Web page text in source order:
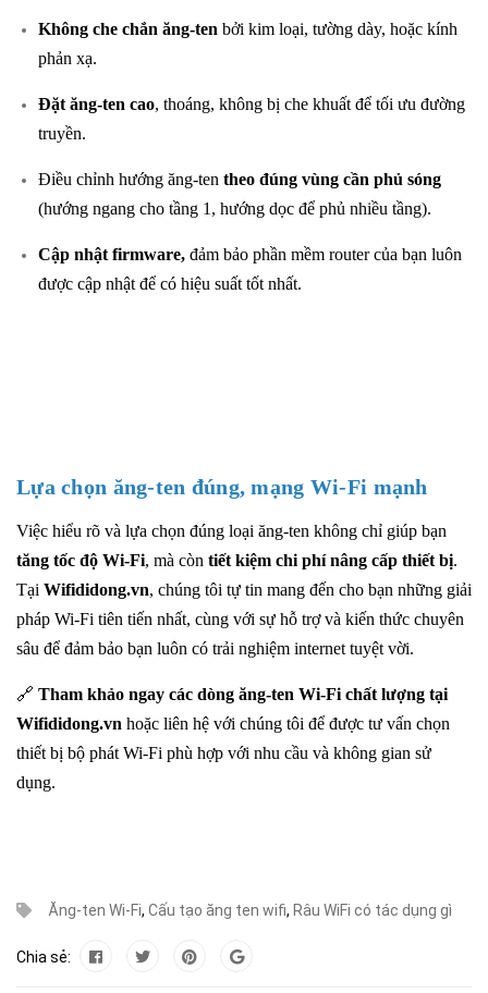
Không che chắn ăng-ten bởi kim loại, tường dày, hoặc kính
phản xạ.
Đặt ăng-ten cao, thoáng, không bị che khuất để tối ưu đường
truyền.
Điều chỉnh hướng ăng-ten theo đúng vùng cần phủ sóng
(hướng ngang cho tầng 1, hướng dọc để phủ nhiều tầng).
Cập nhật firmware, đảm bảo phần mềm router của bạn luôn
được cập nhật để có hiệu suất tốt nhất.
Lựa chọn ăng-ten đúng, mạng Wi-Fi mạnh
Việc hiểu rõ và lựa chọn đúng loại ăng-ten không chỉ giúp bạn
tăng tốc độ Wi-Fi, mà còn tiết kiệm chi phí nâng cấp thiết bị.
Tại Wifididong.vn, chúng tôi tự tin mang đến cho bạn những giải
pháp Wi-Fi tiên tiến nhất, cùng với sự hỗ trợ và kiến thức chuyên
sâu để đảm bảo bạn luôn có trải nghiệm internet tuyệt vời.
🔗 Tham khảo ngay các dòng ăng-ten Wi-Fi chất lượng tại
Wifididong.vn hoặc liên hệ với chúng tôi để được tư vấn chọn
thiết bị bộ phát Wi-Fi phù hợp với nhu cầu và không gian sử
dụng.
Ăng-ten Wi-Fi, Cấu tạo ăng ten wifi, Râu WiFi có tác dụng gì
Chia sẻ: